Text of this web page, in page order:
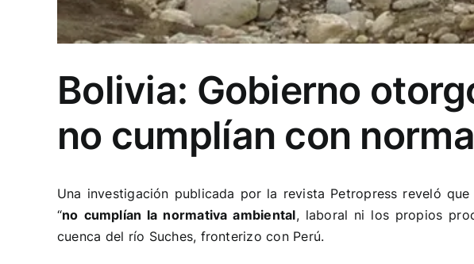
Bolivia: Gobierno
no cumplían con
Una investigación publicada por la revista Petropress reveló
“no cumplían la normativa ambiental, laboral ni los propios
cuenca del río Suches, fronterizo con Perú.